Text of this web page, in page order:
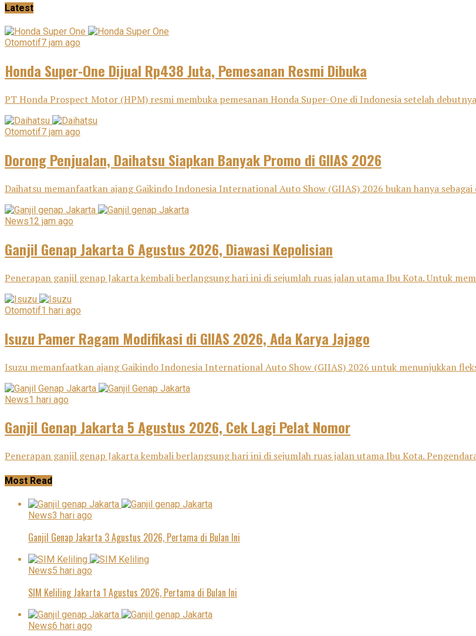
Latest
Otomotif7 jam ago
Honda Super-One Dijual Rp438 Juta, Pemesanan Resmi Dibuka
PT Honda Prospect Motor (HPM) resmi membuka pemesanan Honda Super-One di Indonesia setelah
Otomotif7 jam ago
Dorong Penjualan, Daihatsu Siapkan Banyak Promo di GIIAS 2026
Daihatsu memanfaatkan ajang Gaikindo Indonesia International Auto Show (GIIAS) 2026 bukan hanya
News12 jam ago
Ganjil Genap Jakarta 6 Agustus 2026, Diawasi Kepolisian
Penerapan ganjil genap Jakarta kembali berlangsung hari ini di sejumlah ruas jalan utama Ibu Kota. Untuk
Otomotif1 hari ago
Isuzu Pamer Ragam Modifikasi di GIIAS 2026, Ada Karya Jajago
Isuzu memanfaatkan ajang Gaikindo Indonesia International Auto Show (GIIAS) 2026 untuk menunjukkan
News1 hari ago
Ganjil Genap Jakarta 5 Agustus 2026, Cek Lagi Pelat Nomor
Penerapan ganjil genap Jakarta kembali berlangsung hari ini di sejumlah ruas jalan utama Ibu Kota.
Most Read
News3 hari ago
Ganjil Genap Jakarta 3 Agustus 2026, Pertama di Bulan Ini
News5 hari ago
SIM Keliling Jakarta 1 Agustus 2026, Pertama di Bulan Ini
News6 hari ago